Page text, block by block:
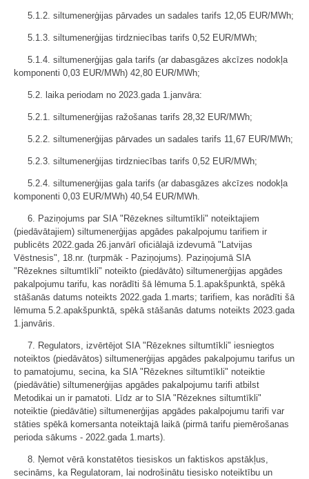
5.1.2. siltumenerģijas pārvades un sadales tarifs 12,05 EUR/MWh;
5.1.3. siltumenerģijas tirdzniecības tarifs 0,52 EUR/MWh;
5.1.4. siltumenerģijas gala tarifs (ar dabasgāzes akcīzes nodokļa
komponenti 0,03 EUR/MWh) 42,80 EUR/MWh;
5.2. laika periodam no 2023.gada 1.janvāra:
5.2.1. siltumenerģijas ražošanas tarifs 28,32 EUR/MWh;
5.2.2. siltumenerģijas pārvades un sadales tarifs 11,67 EUR/MWh;
5.2.3. siltumenerģijas tirdzniecības tarifs 0,52 EUR/MWh;
5.2.4. siltumenerģijas gala tarifs (ar dabasgāzes akcīzes nodokļa
komponenti 0,03 EUR/MWh) 40,54 EUR/MWh.
6. Paziņojums par SIA "Rēzeknes siltumtīkli" noteiktajiem
(piedāvātajiem) siltumenerģijas apgādes pakalpojumu tarifiem ir
publicēts 2022.gada 26.janvārī oficiālajā izdevumā "Latvijas
Vēstnesis", 18.nr. (turpmāk - Paziņojums). Paziņojumā SIA
"Rēzeknes siltumtīkli" noteikto (piedāvāto) siltumenerģijas apgādes
pakalpojumu tarifu, kas norādīti šā lēmuma 5.1.apakšpunktā, spēkā
stāšanās datums noteikts 2022.gada 1.marts; tarifiem, kas norādīti šā
lēmuma 5.2.apakšpunktā, spēkā stāšanās datums noteikts 2023.gada
1.janvāris.
7. Regulators, izvērtējot SIA "Rēzeknes siltumtīkli" iesniegtos
noteiktos (piedāvātos) siltumenerģijas apgādes pakalpojumu tarifus un
to pamatojumu, secina, ka SIA "Rēzeknes siltumtīkli" noteiktie
(piedāvātie) siltumenerģijas apgādes pakalpojumu tarifi atbilst
Metodikai un ir pamatoti. Līdz ar to SIA "Rēzeknes siltumtīkli"
noteiktie (piedāvātie) siltumenerģijas apgādes pakalpojumu tarifi var
stāties spēkā komersanta noteiktajā laikā (pirmā tarifu piemērošanas
perioda sākums - 2022.gada 1.marts).
8. Ņemot vērā konstatētos tiesiskos un faktiskos apstākļus,
secināms, ka Regulatoram, lai nodrošinātu tiesisko noteiktību un